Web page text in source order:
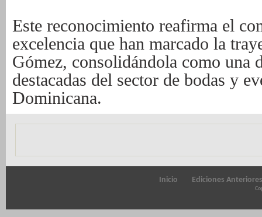
Este reconocimiento reafirma el
excelencia que han marcado la
Gómez, consolidándola como una
destacadas del sector de bodas y
Dominicana.
Inicio Ediciones Anteriores